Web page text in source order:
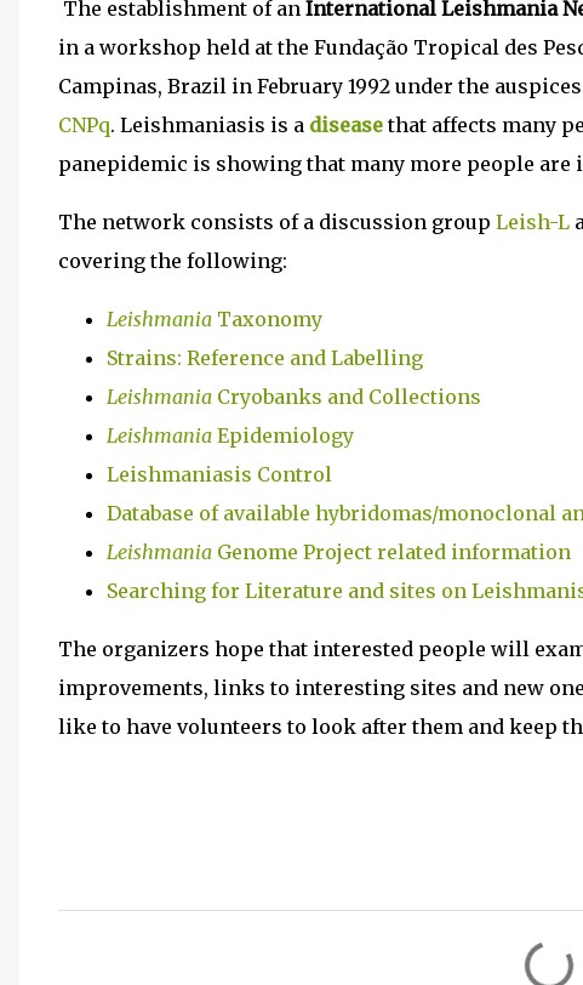
The establishment of an International Leishmania
in a workshop held at the Fundação Tropical des
Campinas, Brazil in February 1992 under the auspices
CNPq. Leishmaniasis is a diseasethat affects many
panepidemic is showing that many more people are
The network consists of a discussion group Leish-L
covering the following:
Leishmania Taxonomy
Strains: Reference and Labelling
Leishmania Cryobanks and Collections
Leishmania Epidemiology
Leishmaniasis Control
Database of available hybridomas/monoclonal
Leishmania Genome Project related information
Searching for Literature and sites on
The organizers hope that interested people will
improvements, links to interesting sites and new
like to have volunteers to look after them and keep